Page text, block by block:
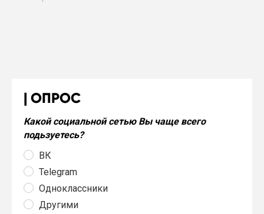
ОПРОС
Какой социальной сетью Вы чаще всего
подьзуетесь?
ВК
Telegram
Одноклассники
Другими